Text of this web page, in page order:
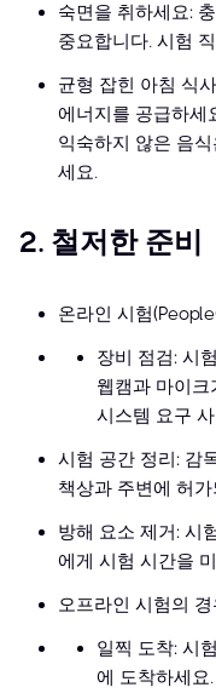
숙면을 취하세요:
중요합니다. 시험
균형 잡힌 아침 식
에너지를 공급하세
익숙하지 않은 음
세요.
2. 철저한 준비
온라인 시험
장비 점검: 시
웹캠과 마이크
시스템 요구
시험 공간 정리: 감
책상과 주변에 허
방해 요소 제거: 시
에게 시험 시간을
오프라인 시험의 경
일찍 도착: 시
에 도착하세요